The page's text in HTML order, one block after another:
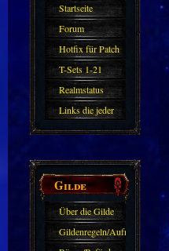
Startseite
Forum
Hotfix für Patch
11.X
T-Sets 1-21
Realmstatus
Links die jeder
kennen sollte?!
Gilde
Über die Gilde
(DAW)
Gildenregeln/Aufnahme